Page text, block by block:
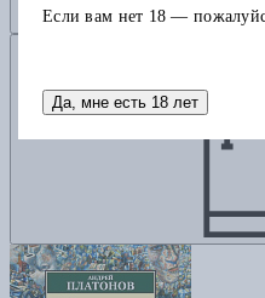
Если вам нет 18 —
Да, мне есть 18 лет